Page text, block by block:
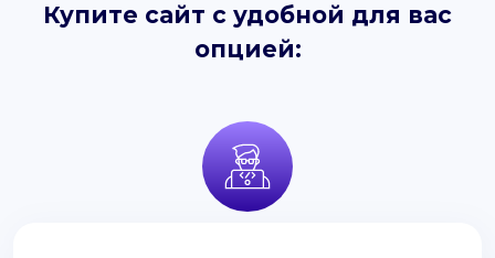
Купите сайт с удобной для вас
опцией: